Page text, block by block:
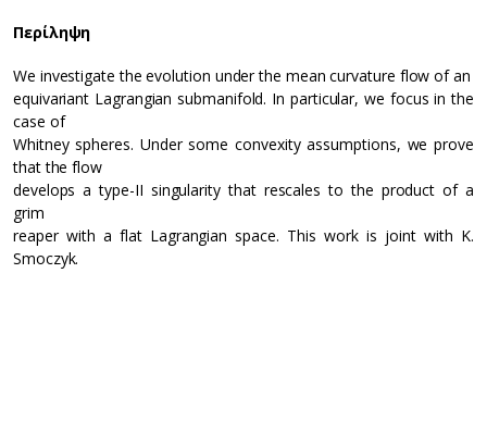
Περίληψη
We investigate the evolution under the mean curvature flow of an
equivariant Lagrangian submanifold. In particular, we focus in the
case of
Whitney spheres. Under some convexity assumptions, we prove
that the flow
develops a type-II singularity that rescales to the product of a
grim
reaper with a flat Lagrangian space. This work is joint with K.
Smoczyk.